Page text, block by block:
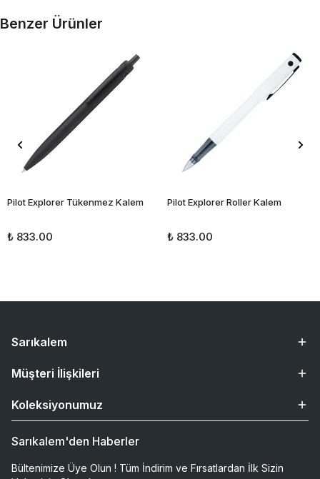
Benzer Ürünler
Pilot Explorer Tükenmez Kalem
₺ 833.00
Pilot Explorer Roller Kalem
₺ 833.00
Sarıkalem
Müşteri İlişkileri
Koleksiyonumuz
Sarıkalem'den Haberler
Bültenimize Üye Olun ! Tüm İndirim ve Fırsatlardan İlk Sizin